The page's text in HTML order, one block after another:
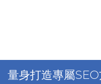
量身打造專屬